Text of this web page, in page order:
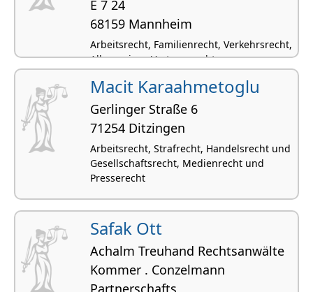
E 7 24
68159 Mannheim
Arbeitsrecht, Familienrecht, Verkehrsrecht,
Allgemeines Vertragsrecht,
Versicherungsrecht
Macit Karaahmetoglu
Gerlinger Straße 6
71254 Ditzingen
Arbeitsrecht, Strafrecht, Handelsrecht und
Gesellschaftsrecht, Medienrecht und
Presserecht
Safak Ott
Achalm Treuhand Rechtsanwälte
Kommer . Conzelmann
Partnerschafts